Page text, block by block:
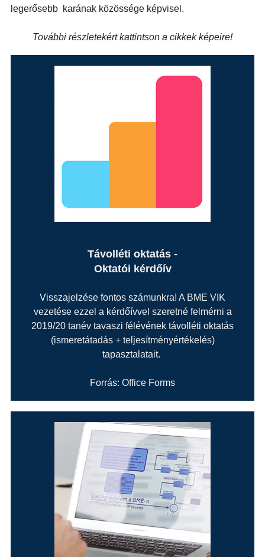
legerősebb karának közössége képvisel.
További részletekért kattintson a cikkek képeire!
Távolléti oktatás -
Oktatói kérdőív
Visszajelzése fontos számunkra! A BME VIK
vezetése ezzel a kérdőívvel szeretné felmérni a
2019/20 tanév tavaszi félévének távolléti oktatás
(ismeretátadás + teljesítményértékelés)
tapasztalatait.
Forrás: Office Forms